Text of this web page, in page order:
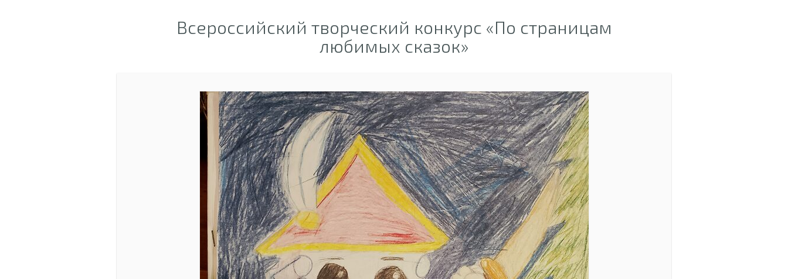
Всероссийский творческий конкурс «По страницам
любимых сказок»